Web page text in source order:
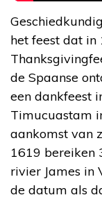
het feest dat in
de Spaanse
een dankfeest
Timucuastam
aankomst van
1619 bereiken
rivier James in
de datum als